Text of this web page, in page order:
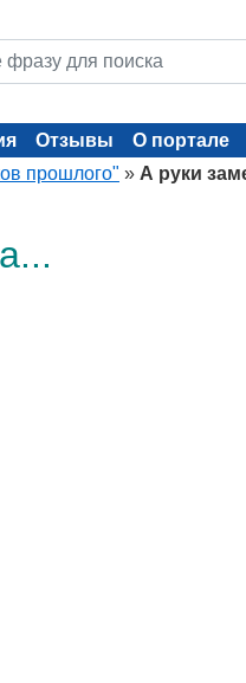
Отзывы О портале
прошлого" » А руки